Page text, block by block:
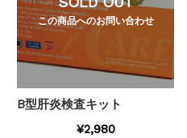
この商品へのお問い合わせ
B型肝炎検査キット
¥2,980